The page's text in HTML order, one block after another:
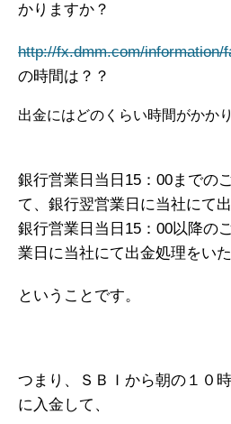
かりますか？
http://fx.dmm.com/information/
の時間は？？
出金にはどのくらい時間がかか
銀行営業日当日15：00までの
て、銀行翌営業日に当社にて
銀行営業日当日15：00以降の
業日に当社にて出金処理をいた
ということです。
つまり、ＳＢＩから朝の１０
に入金して、